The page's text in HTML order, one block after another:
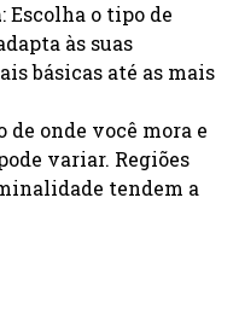
: Escolha o tipo de
às suas
básicas até as mais
de onde você mora e
variar. Regiões
tendem a